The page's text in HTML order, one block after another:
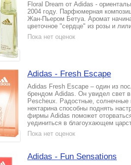
Floral Dream от Adidas -
2004 году. Парфюмерная
Жан-Пьером Бетуа. Аромат
цветочное "сердце" из розы и
Пока нет оценок
Adidas - Fresh Escape
Adidas Fresh Escape – один из
брендом Adidas. Он увидел свет
Pescheux. Радостные, солнечные
нектарина способны поднять
фирмы Adidas поможет
уединиться в благоухающем
Пока нет оценок
Adidas - Fun Sensations